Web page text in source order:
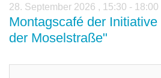
28. September 2026 , 15:30 - 18:00
Montagscafé der
der Moselstraße"